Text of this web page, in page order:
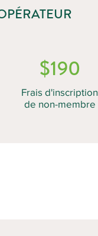
$190
Frais d'inscription
de non-membre